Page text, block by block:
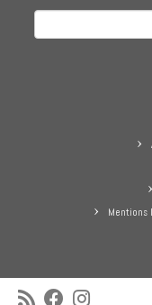
Mentions